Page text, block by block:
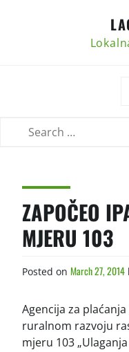
ZAPOČEO
MJERU 103
Posted on March 27, 2014
Agencija za
ruralnom razvoju
mjeru 103